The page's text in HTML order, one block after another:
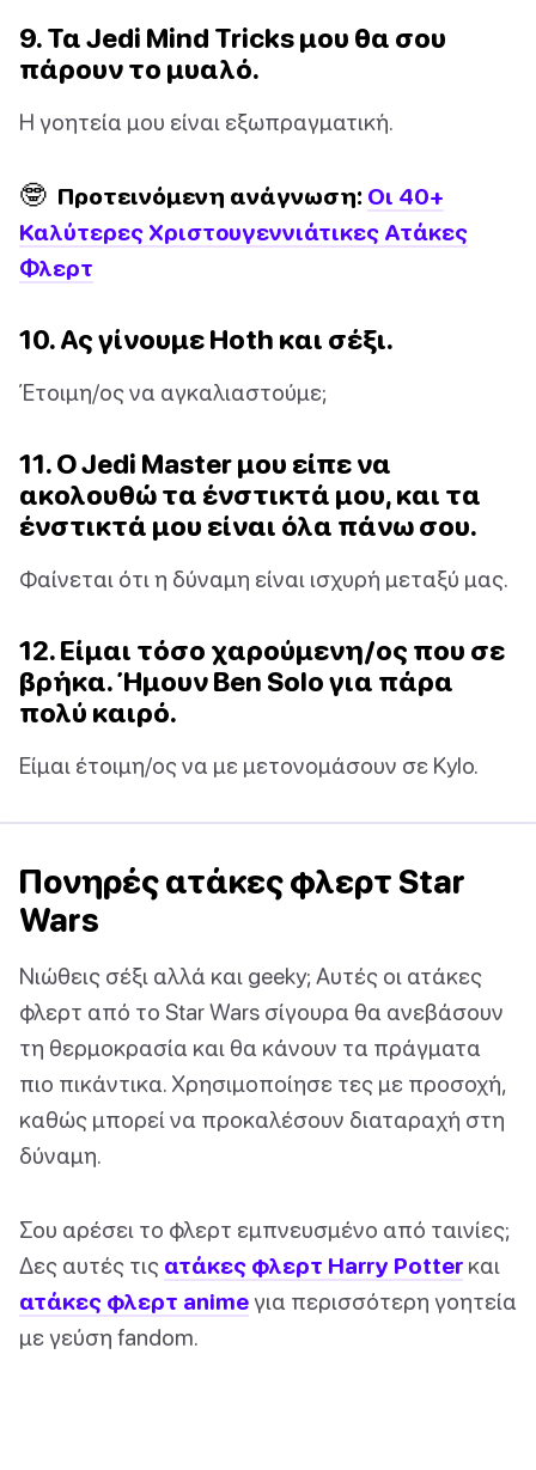
9. Τα Jedi Mind Tricks μου θα σου
πάρουν το μυαλό.
Η γοητεία μου είναι εξωπραγματική.
🤓 Προτεινόμενη ανάγνωση: Οι 40+
Καλύτερες Χριστουγεννιάτικες Ατάκες
Φλερτ
10. Ας γίνουμε Hoth και σέξι.
Έτοιμη/ος να αγκαλιαστούμε;
11. Ο Jedi Master μου είπε να
ακολουθώ τα ένστικτά μου, και τα
ένστικτά μου είναι όλα πάνω σου.
Φαίνεται ότι η δύναμη είναι ισχυρή μεταξύ μας.
12. Είμαι τόσο χαρούμενη/ος που σε
βρήκα. Ήμουν Ben Solo για πάρα
πολύ καιρό.
Είμαι έτοιμη/ος να με μετονομάσουν σε Kylo.
Πονηρές ατάκες φλερτ Star
Wars
Νιώθεις σέξι αλλά και geeky; Αυτές οι ατάκες
φλερτ από το Star Wars σίγουρα θα ανεβάσουν
τη θερμοκρασία και θα κάνουν τα πράγματα
πιο πικάντικα. Χρησιμοποίησε τες με προσοχή,
καθώς μπορεί να προκαλέσουν διαταραχή στη
δύναμη.
Σου αρέσει το φλερτ εμπνευσμένο από ταινίες;
Δες αυτές τις ατάκες φλερτ Harry Potter και
ατάκες φλερτ anime για περισσότερη γοητεία
με γεύση fandom.